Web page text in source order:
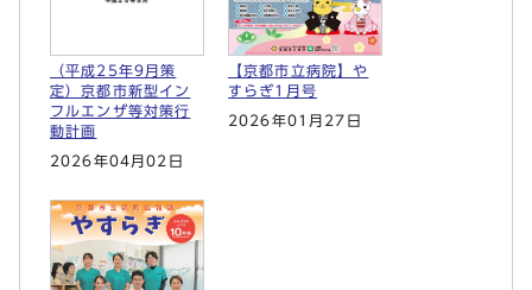
（平成25年9月策
定）京都市新型イン
フルエンザ等対策行
動計画
2026年04月02日
【京都市立病院】や
すらぎ1月号
2026年01月27日